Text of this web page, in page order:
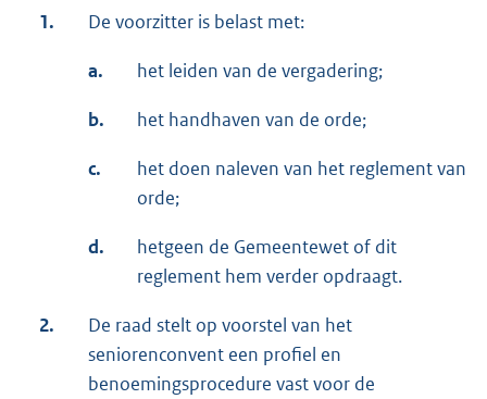
1.
De voorzitter is belast met:
a. het leiden van de vergadering;
b. het handhaven van de orde;
c.
het doen naleven van het reglement van
orde;
d.
hetgeen de Gemeentewet of dit
reglement hem verder opdraagt.
2.
De raad stelt op voorstel van het
seniorenconvent een profiel en
benoemingsprocedure vast voor de